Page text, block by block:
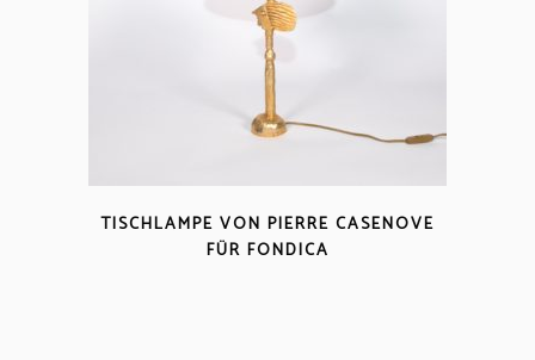
TISCHLAMPE VON PIERRE CASENOVE
FÜR FONDICA